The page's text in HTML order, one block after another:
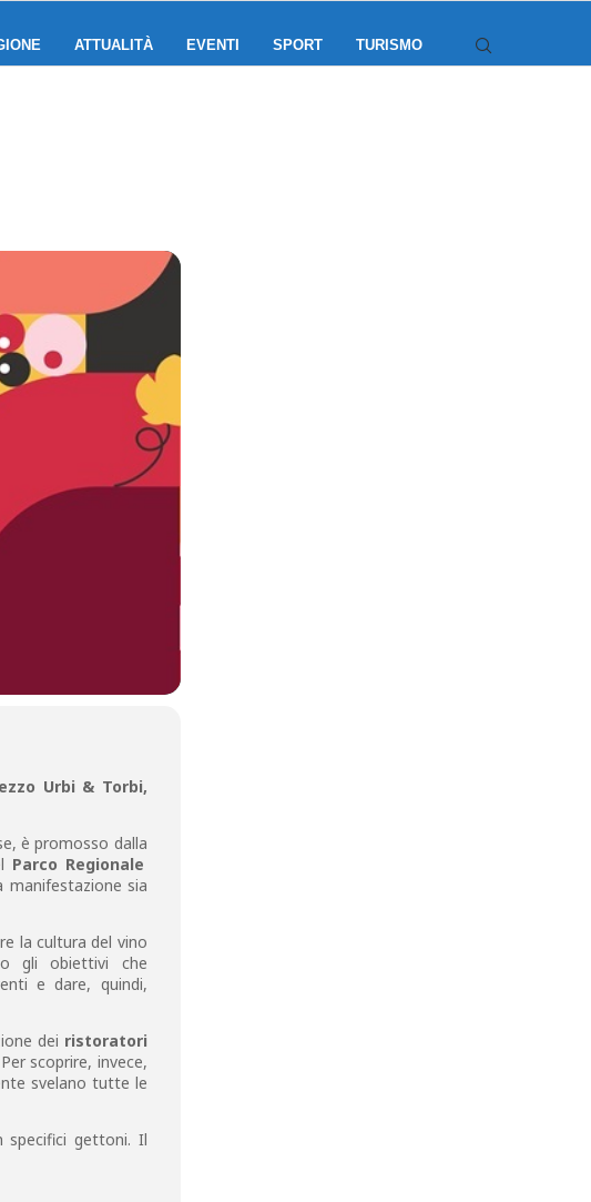
ATTUALITÀ EVENTI SPORT TURISMO
Urbi & Torbi,
è promosso dalla
Parco Regionale
manifestazione sia
la cultura del vino
gli obiettivi che
e dare, quindi,
dei ristoratori
scoprire, invece,
svelano tutte le
specifici gettoni. Il